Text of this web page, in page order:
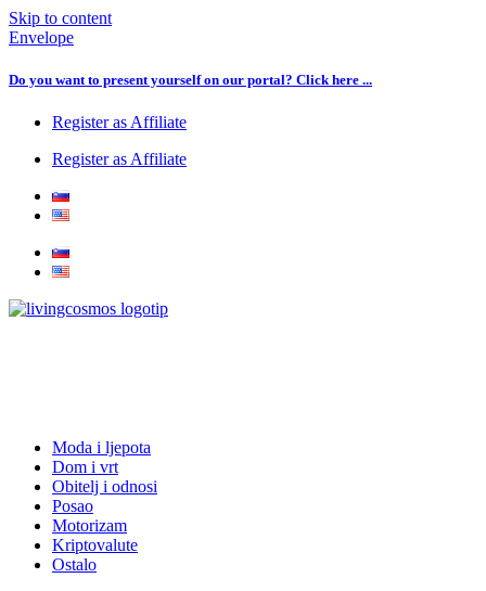
Skip to content
Envelope
Do you want to present yourself on our portal? Click here ...
Register as Affiliate
Register as Affiliate
Moda i ljepota
Dom i vrt
Obitelj i odnosi
Posao
Motorizam
Kriptovalute
Ostalo